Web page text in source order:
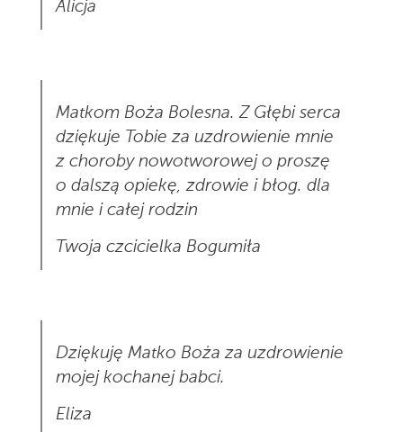
Alicja
Matkom Boża Bolesna. Z Głębi serca
dziękuje Tobie za uzdrowienie mnie
z choroby nowotworowej o proszę
o dalszą opiekę, zdrowie i błog. dla
mnie i całej rodzin
Twoja czcicielka Bogumiła
Dziękuję Matko Boża za uzdrowienie
mojej kochanej babci.
Eliza